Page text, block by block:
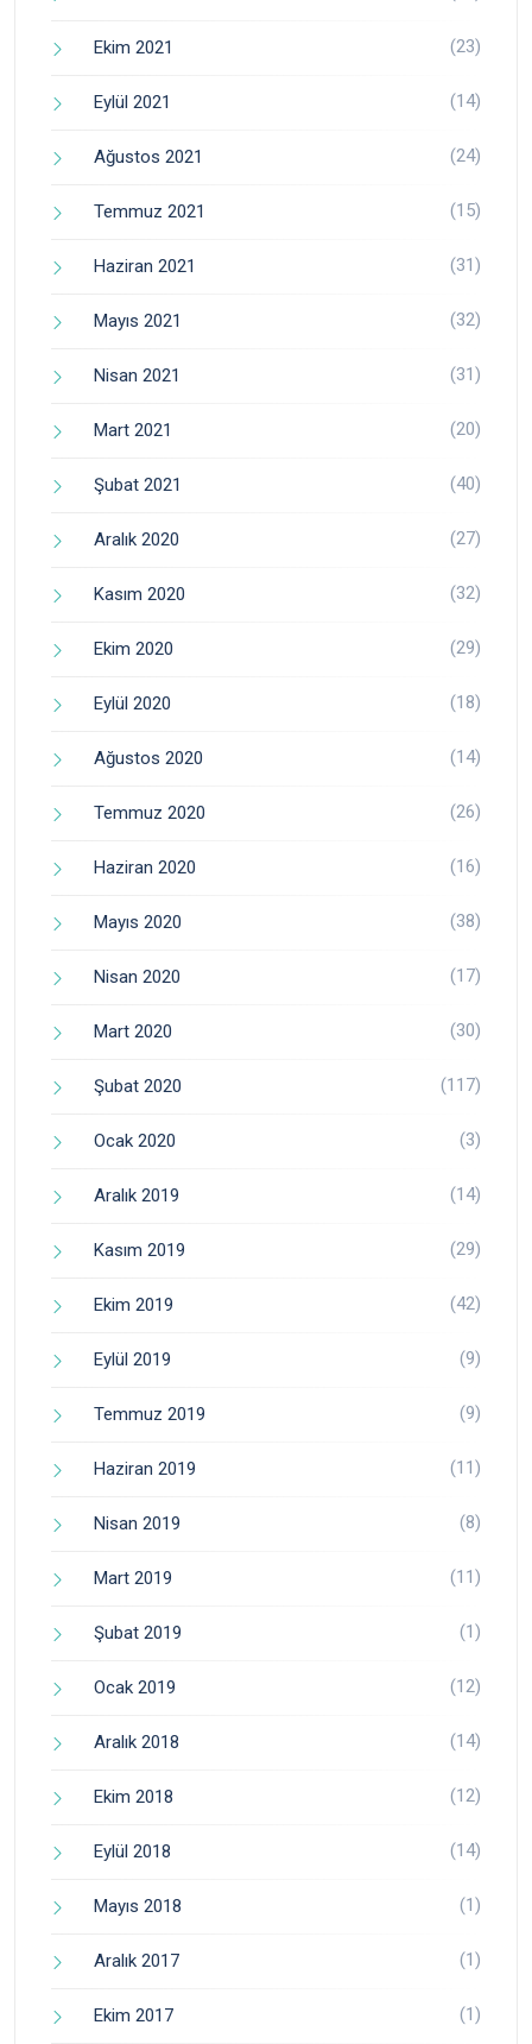
Ekim 2021 (23)
Eylül 2021 (14)
Ağustos 2021 (24)
Temmuz 2021 (15)
Haziran 2021 (31)
Mayıs 2021 (32)
Nisan 2021 (31)
Mart 2021 (20)
Şubat 2021 (40)
Aralık 2020 (27)
Kasım 2020 (32)
Ekim 2020 (29)
Eylül 2020 (18)
Ağustos 2020 (14)
Temmuz 2020 (26)
Haziran 2020 (16)
Mayıs 2020 (38)
Nisan 2020 (17)
Mart 2020 (30)
Şubat 2020 (117)
Ocak 2020 (3)
Aralık 2019 (14)
Kasım 2019 (29)
Ekim 2019 (42)
Eylül 2019 (9)
Temmuz 2019 (9)
Haziran 2019 (11)
Nisan 2019 (8)
Mart 2019 (11)
Şubat 2019 (1)
Ocak 2019 (12)
Aralık 2018 (14)
Ekim 2018 (12)
Eylül 2018 (14)
Mayıs 2018 (1)
Aralık 2017 (1)
Ekim 2017 (1)